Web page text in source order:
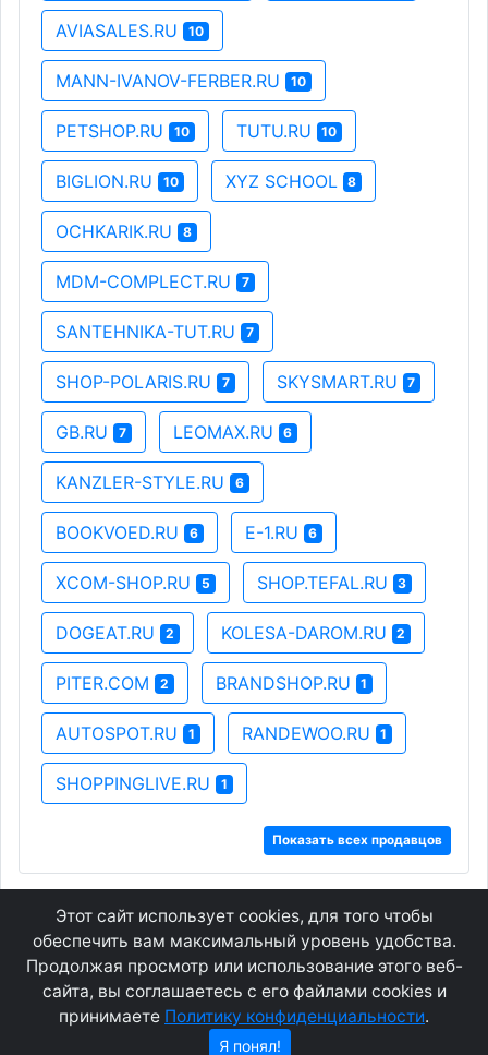
AVIASALES.RU 10
MANN-IVANOV-FERBER.RU 10
PETSHOP.RU 10 TUTU.RU 10
BIGLION.RU 10 XYZ SCHOOL 8
OCHKARIK.RU 8
MDM-COMPLECT.RU 7
SANTEHNIKA-TUT.RU 7
SHOP-POLARIS.RU 7 SKYSMART.RU 7
GB.RU 7 LEOMAX.RU 6
KANZLER-STYLE.RU 6
BOOKVOED.RU 6 E-1.RU 6
XCOM-SHOP.RU 5 SHOP.TEFAL.RU 3
DOGEAT.RU 2 KOLESA-DAROM.RU 2
PITER.COM 2 BRANDSHOP.RU 1
AUTOSPOT.RU 1 RANDEWOO.RU 1
SHOPPINGLIVE.RU 1
Показать всех продавцов
GEOWAP.MOBI© 2007 - 2021
Соглашение
Конфиденциальность
О сайте
Контакты
Этот сайт использует cookies, для того чтобы
обеспечить вам максимальный уровень удобства.
Продолжая просмотр или использование этого веб-
сайта, вы соглашаетесь с его файлами cookies и
принимаете Политику конфиденциальности.
Я понял!